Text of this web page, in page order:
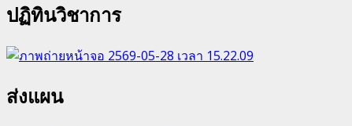
ปฏิทินวิชาการ
ส่งแผน